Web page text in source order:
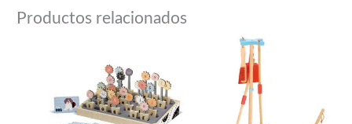
Productos relacionados